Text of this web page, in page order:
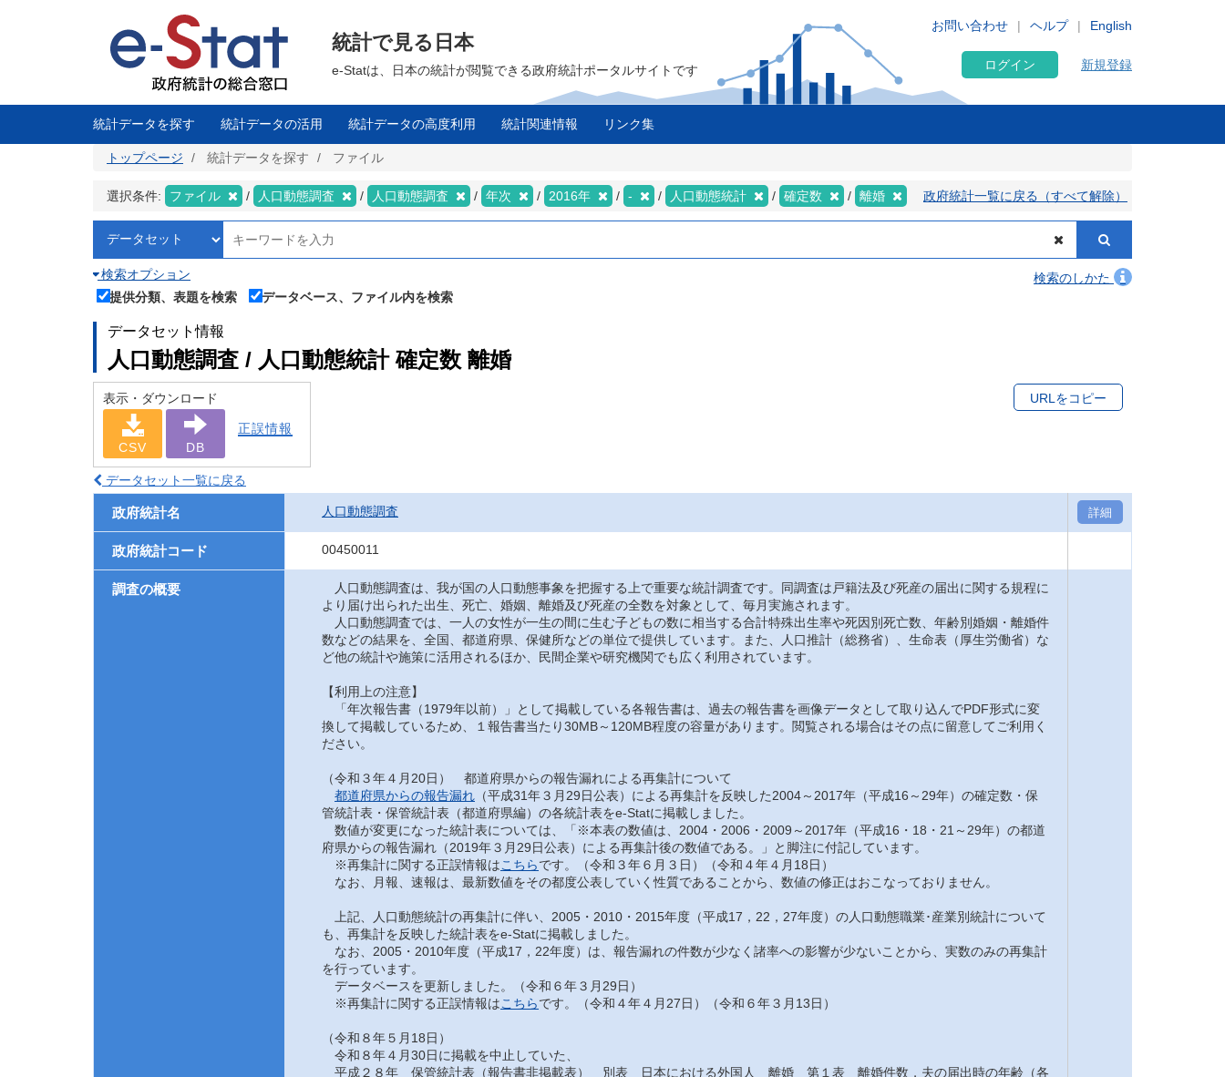
に
English
お問い合わせ ヘルプ
統計で見る日本
e-Statは、日本の統計が閲覧できる政府統計ポータルサイトです ログイン 新規登録
統計データを探す 統計データの活用 統計データの高度利用 統計関連情報 リンク集
トップページ 統計データを探す ファイル
選択条件: ファイル 人口動態調査 人口動態調査 年次 2016年 - 人口動態統計 確定数 離婚 政府統計一覧に戻る（すべて解除）
検索オプション
検索のしかた
提供分類、表題を検索
データベース、ファイル内を検索
データセット情報
人口動態調査 / 人口動態統計 確定数 離婚
表示・ダウンロード
CSV DB
正誤情報
URLをコピー
データセット一覧に戻る
政府統計名 人口動態調査 詳細
政府統計コード 00450011
調査の概要
人口動態調査は、我が国の人口動態事象を把握する上で重要な統計調査です。同調査は戸籍法及び死産の届出に関する規程に
より届け出られた出生、死亡、婚姻、離婚及び死産の全数を対象として、毎月実施されます。
人口動態調査では、一人の女性が一生の間に生む子どもの数に相当する合計特殊出生率や死因別死亡数、年齢別婚姻・離婚件
数などの結果を、全国、都道府県、保健所などの単位で提供しています。また、人口推計（総務省）、生命表（厚生労働省）な
ど他の統計や施策に活用されるほか、民間企業や研究機関でも広く利用されています。
【利用上の注意】
「年次報告書（1979年以前）」として掲載している各報告書は、過去の報告書を画像データとして取り込んでPDF形式に変
換して掲載しているため、１報告書当たり30MB～120MB程度の容量があります。閲覧される場合はその点に留意してご利用く
ださい。
（令和３年４月20日） 都道府県からの報告漏れによる再集計について
都道府県からの報告漏れ （平成31年３月29日公表）による再集計を反映した2004～2017年（平成16～29年）の確定数・保
管統計表・保管統計表（都道府県編）の各統計表をe-Statに掲載しました。
数値が変更になった統計表については、「※本表の数値は、2004・2006・2009～2017年（平成16・18・21～29年）の都道
府県からの報告漏れ（2019年３月29日公表）による再集計後の数値である。」と脚注に付記しています。
※再集計に関する正誤情報はこちらです。（令和３年６月３日）（令和４年４月18日）
なお、月報、速報は、最新数値をその都度公表していく性質であることから、数値の修正はおこなっておりません。
上記、人口動態統計の再集計に伴い、2005・2010・2015年度（平成17，22，27年度）の人口動態職業･産業別統計について
も、再集計を反映した統計表をe-Statに掲載しました。
なお、2005・2010年度（平成17，22年度）は、報告漏れの件数が少なく諸率への影響が少ないことから、実数のみの再集計
を行っています。
データベースを更新しました。（令和６年３月29日）
※再集計に関する正誤情報はこちらです。（令和４年４月27日）（令和６年３月13日）
（令和８年５月18日）
令和８年４月30日に掲載を中止していた、
平成２８年 保管統計表（報告書非掲載表） 別表 日本における外国人 離婚 第１表 離婚件数，夫の届出時の年齢（各